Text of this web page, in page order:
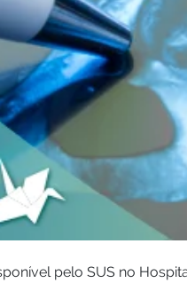
pelo SUS no